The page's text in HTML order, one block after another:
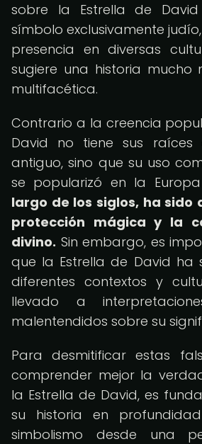
sobre la Estrella de
símbolo exclusivamente
presencia en diversas
sugiere una historia mucho
multifacética.
Contrario a la creencia
David no tiene sus raíces
antiguo, sino que su uso
se popularizó en la
largo de los siglos, ha sido
protección mágica y la
divino. Sin embargo, es
que la Estrella de David ha
diferentes contextos y
llevado a
malentendidos sobre su
Para desmitificar estas
comprender mejor la
la Estrella de David, es
su historia en
simbolismo desde una